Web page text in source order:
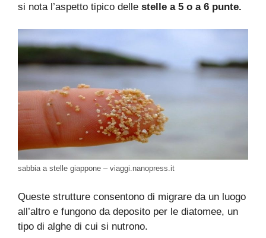
si nota l’aspetto tipico delle stelle a 5 o a 6 punte.
sabbia a stelle giappone – viaggi.nanopress.it
Queste strutture consentono di migrare da un luogo
all’altro e fungono da deposito per le diatomee, un
tipo di alghe di cui si nutrono.